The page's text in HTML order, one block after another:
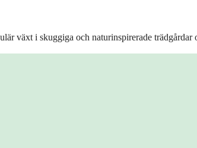
växt i skuggiga och naturinspirerade trädgårdar